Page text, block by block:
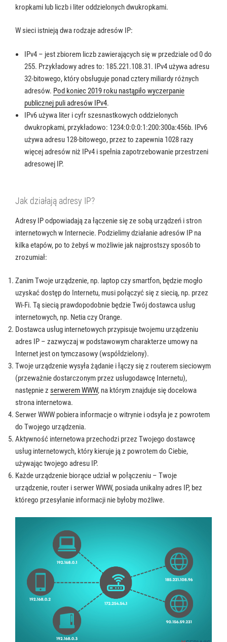
kropkami lub liczb i liter oddzielonych dwukropkami.
W sieci istnieją dwa rodzaje adresów IP:
IPv4 – jest zbiorem liczb zawierających się w przedziale od 0 do
255. Przykładowy adres to: 185.221.108.31. IPv4 używa adresu
32-bitowego, który obsługuje ponad cztery miliardy różnych
adresów. Pod koniec 2019 roku nastąpiło wyczerpanie
publicznej puli adresów IPv4.
IPv6 używa liter i cyfr szesnastkowych oddzielonych
dwukropkami, przykładowo: 1234:0:0:0:1:200:300a:456b. IPv6
używa adresu 128-bitowego, przez to ​​zapewnia 1028 razy
więcej adresów niż IPv4 i spełnia zapotrzebowanie przestrzeni
adresowej IP.
Jak działają adresy IP?
Adresy IP odpowiadają za łączenie się ze sobą urządzeń i stron
internetowych w Internecie. Podzielimy działanie adresów IP na
kilka etapów, po to żebyś w możliwie jak najprostszy sposób to
zrozumiał:
Zanim Twoje urządzenie, np. laptop czy smartfon, będzie mogło
uzyskać dostęp do Internetu, musi połączyć się z siecią, np. przez
Wi-Fi. Tą siecią prawdopodobnie będzie Twój dostawca usług
internetowych, np. Netia czy Orange.
Dostawca usług internetowych przypisuje twojemu urządzeniu
adres IP – zazwyczaj w podstawowym charakterze umowy na
Internet jest on tymczasowy (współdzielony).
Twoje urządzenie wysyła żądanie i łączy się z routerem sieciowym
(przeważnie dostarczonym przez usługodawcę Internetu),
następnie z serwerem WWW, na którym znajduje się docelowa
strona internetowa.
Serwer WWW pobiera informacje o witrynie i odsyła je z powrotem
do Twojego urządzenia.
Aktywność internetowa przechodzi przez Twojego dostawcę
usług internetowych, który kieruje ją z powrotem do Ciebie,
używając twojego adresu IP.
Każde urządzenie biorące udział w połączeniu – Twoje
urządzenie, router i serwer WWW, posiada unikalny adres IP, bez
którego przesyłanie informacji nie byłoby możliwe.